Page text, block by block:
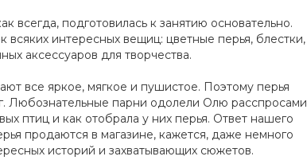
всегда, подготовилась к занятию основательно.
интересных вещиц: цветные перья, блестки,
аксессуаров для творчества.
все яркое, мягкое и пушистое. Поэтому перья
Любознательные парни одолели Олю расспросами
птиц и как отобрала у них перья. Ответ нашего
продаются в магазине, кажется, даже немного
историй и захватывающих сюжетов.